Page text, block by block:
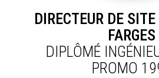
DIRECTEUR DE
FARGES
DIPLÔMÉ
PROMO